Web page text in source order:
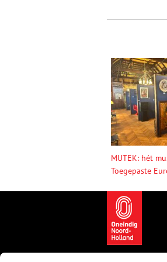
MUTEK: hét
Toegepaste